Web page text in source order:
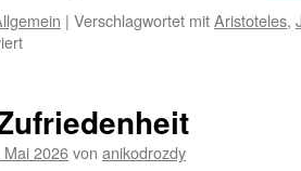
| Verschlagwortet mitAristoteles,
für
Liebe
Mai 2026von anikodrozdy